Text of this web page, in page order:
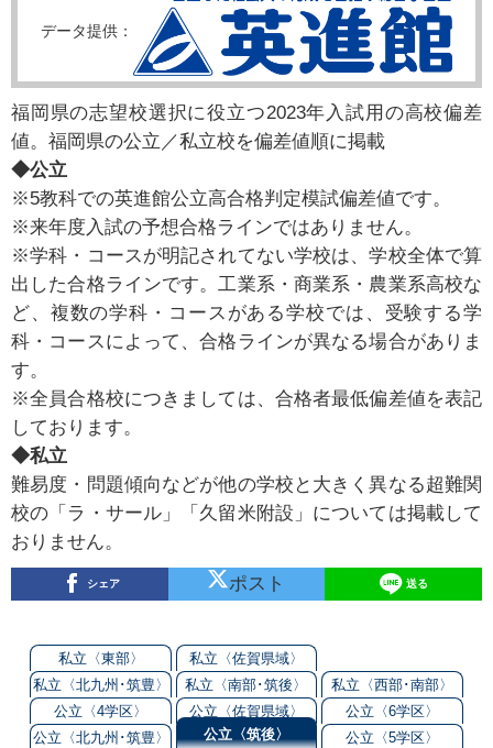
データ提供：
福岡県の志望校選択に役立つ2023年入試用の高校偏差
値。福岡県の公立／私立校を偏差値順に掲載
◆公立
※5教科での英進館公立高合格判定模試偏差値です。
※来年度入試の予想合格ラインではありません。
※学科・コースが明記されてない学校は、学校全体で算
出した合格ラインです。工業系・商業系・農業系高校な
ど、複数の学科・コースがある学校では、受験する学
科・コースによって、合格ラインが異なる場合がありま
す。
※全員合格校につきましては、合格者最低偏差値を表記
しております。
◆私立
難易度・問題傾向などが他の学校と大きく異なる超難関
校の「ラ・サール」「久留米附設」については掲載して
おりません。
シェア ポスト 送る
私立〈東部〉
私立〈佐賀県域〉
私立〈北九州･筑豊〉
私立〈南部･筑後〉
私立〈西部･南部〉
公立〈4学区〉
公立〈佐賀県域〉
公立〈6学区〉
公立〈北九州･筑豊〉
公立〈筑後〉 公立〈5学区〉